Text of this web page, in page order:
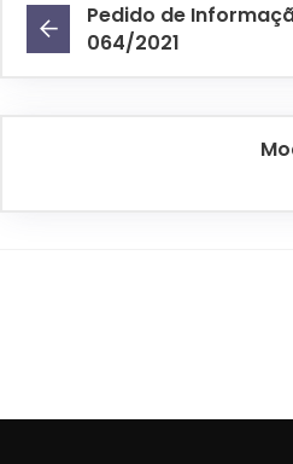
Pedido de
064/2021